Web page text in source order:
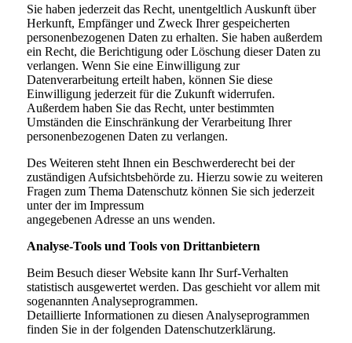
Sie haben jederzeit das Recht, unentgeltlich Auskunft über
Herkunft, Empfänger und Zweck Ihrer gespeicherten
personenbezogenen Daten zu erhalten. Sie haben außerdem
ein Recht, die Berichtigung oder Löschung dieser Daten zu
verlangen. Wenn Sie eine Einwilligung zur
Datenverarbeitung erteilt haben, können Sie diese
Einwilligung jederzeit für die Zukunft widerrufen.
Außerdem haben Sie das Recht, unter bestimmten
Umständen die Einschränkung der Verarbeitung Ihrer
personenbezogenen Daten zu verlangen.
Des Weiteren steht Ihnen ein Beschwerderecht bei der
zuständigen Aufsichtsbehörde zu. Hierzu sowie zu weiteren
Fragen zum Thema Datenschutz können Sie sich jederzeit
unter der im Impressum
angegebenen Adresse an uns wenden.
Analyse-Tools und Tools von Drittanbietern
Beim Besuch dieser Website kann Ihr Surf-Verhalten
statistisch ausgewertet werden. Das geschieht vor allem mit
sogenannten Analyseprogrammen.
Detaillierte Informationen zu diesen Analyseprogrammen
finden Sie in der folgenden Datenschutzerklärung.